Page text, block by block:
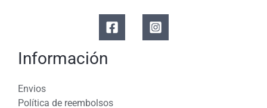
Información
Envios
Política de reembolsos